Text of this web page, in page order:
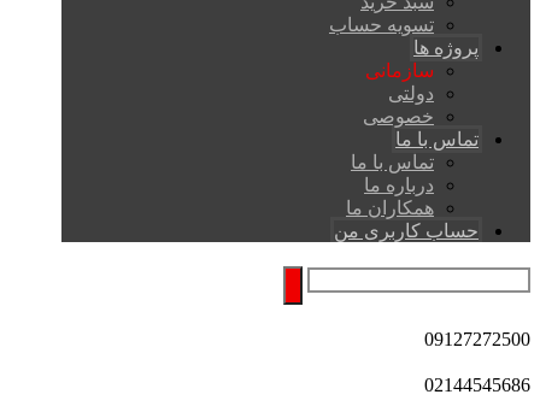
تسویه حساب
پروژه ها
سازمانی
دولتی
خصوصی
تماس با ما
تماس با ما
درباره ما
همکاران ما
حساب کاربری من
09127272500
02144545686